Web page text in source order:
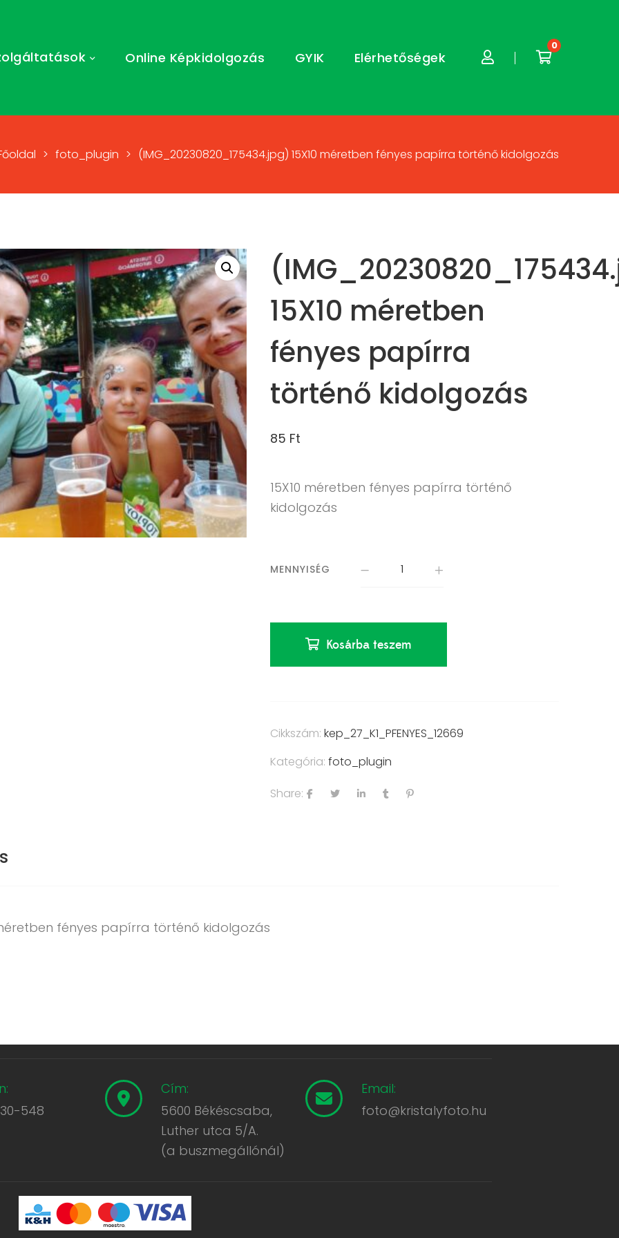
Online Képkidolgozás GYIK Elérhetőségek
0
> foto_plugin > (IMG_20230820_175434.jpg) 15X10 méretben fényes papírra történő kidolgozás
15X10 méretben
fényes papírra
történő kidolgozás
85 Ft
15X10 méretben fényes papírra történő
kidolgozás
MENNYISÉG
Kosárba teszem
Cikkszám:kep_27_K1_PFENYES_12669
Kategória:foto_plugin
Share:
fényes papírra történő kidolgozás
548
Cím:
5600 Békéscsaba,
Luther utca 5/A.
(a buszmegállónál)
Email:
foto@kristalyfoto.hu